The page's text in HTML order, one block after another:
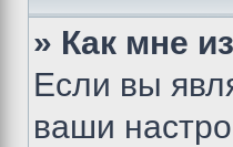
» Как мне
Если вы
ваши